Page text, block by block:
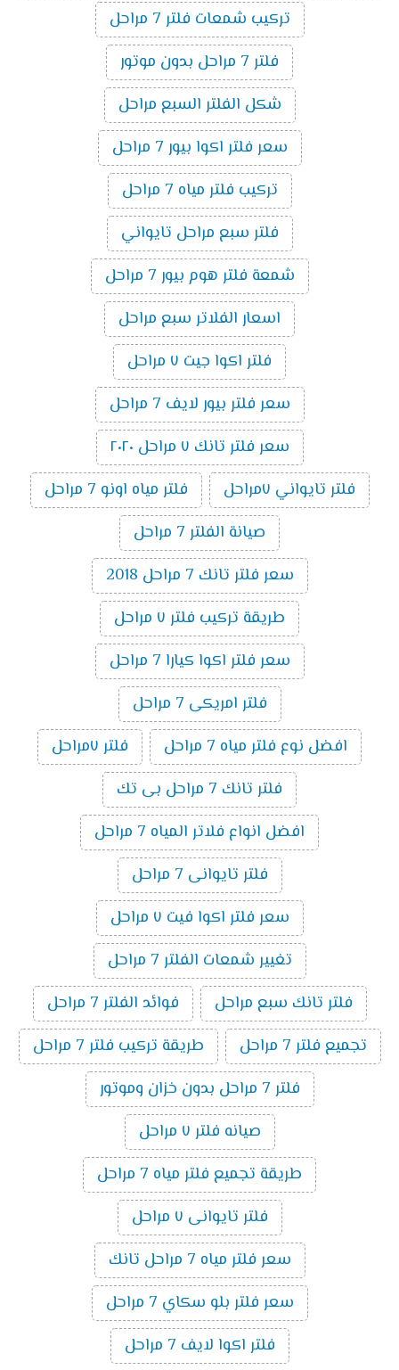
تركيب شمعات فلتر 7 مراحل
فلتر 7 مراحل بدون موتور
شكل الفلتر السبع مراحل
سعر فلتر اكوا بيور 7 مراحل
تركيب فلتر مياه 7 مراحل
فلتر سبع مراحل تايواني
شمعة فلتر هوم بيور 7 مراحل
اسعار الفلاتر سبع مراحل
فلتر اكوا جيت ٧ مراحل
سعر فلتر بيور لايف 7 مراحل
سعر فلتر تانك ٧ مراحل ٢٠٢٠
فلتر تايواني ٧مراحل
فلتر مياه اونو 7 مراحل
صيانة الفلتر 7 مراحل
سعر فلتر تانك 7 مراحل 2018
طريقة تركيب فلتر ٧ مراحل
سعر فلتر اكوا كيارا 7 مراحل
فلتر امريكى 7 مراحل
افضل نوع فلتر مياه 7 مراحل
فلتر ٧مراحل
فلتر تانك 7 مراحل بى تك
افضل انواع فلاتر المياه 7 مراحل
فلتر تايوانى 7 مراحل
سعر فلتر اكوا فيت ٧ مراحل
تغيير شمعات الفلتر 7 مراحل
فلتر تانك سبع مراحل
فوائد الفلتر 7 مراحل
تجميع فلتر 7 مراحل
طريقة تركيب فلتر 7 مراحل
فلتر 7 مراحل بدون خزان وموتور
صيانه فلتر ٧ مراحل
طريقة تجميع فلتر مياه 7 مراحل
فلتر تايوانى ٧ مراحل
سعر فلتر مياه 7 مراحل تانك
سعر فلتر بلو سكاي 7 مراحل
فلتر اكوا لايف 7 مراحل